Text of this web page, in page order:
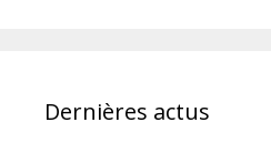
Dernières actus